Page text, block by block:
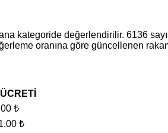
kategoride değerlendirilir. 6136
oranına göre güncellenen
₺
₺